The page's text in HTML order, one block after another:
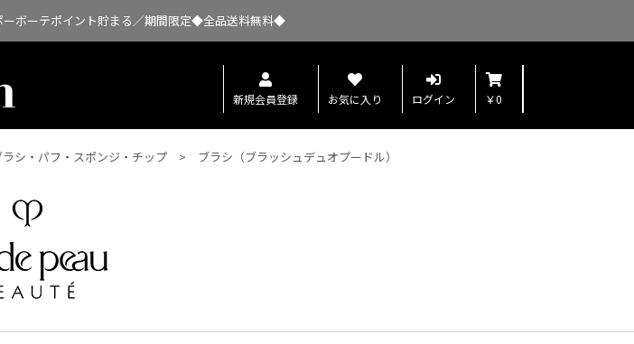
ーボーテポイント貯まる／期間限定◆全品送料無料◆
新規会員登録 お気に入り ログイン ￥0
ラシ・パフ・スポンジ・チップ ブラシ（ブラッシュデュオプードル）